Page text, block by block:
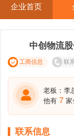
企业首页
中创物流
工商信息 联
老板：李
他有 7 家
联系信息